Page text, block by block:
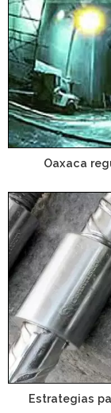
Oaxaca
Estrategias